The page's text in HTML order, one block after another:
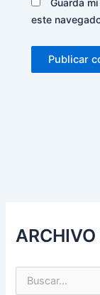
este